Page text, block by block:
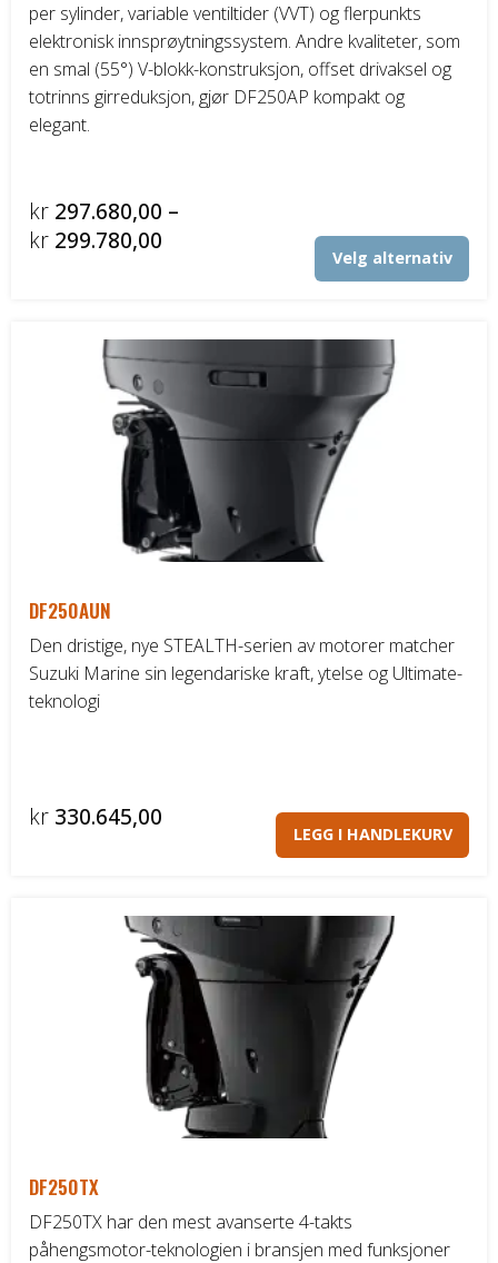
per sylinder, variable ventiltider (VVT) og flerpunkts
elektronisk innsprøytningssystem. Andre kvaliteter, som
en smal (55°) V-blokk-konstruksjon, offset drivaksel og
totrinns girreduksjon, gjør DF250AP kompakt og
elegant.
kr 297.680,00 –
kr 299.780,00Prisområde:
Velg alternativ
DF250AUN
Den dristige, nye STEALTH-serien av motorer matcher
Suzuki Marine sin legendariske kraft, ytelse og Ultimate-
teknologi
kr 330.645,00
LEGG I HANDLEKURV
DF250TX
DF250TX har den mest avanserte 4-takts
påhengsmotor-teknologien i bransjen med funksjoner